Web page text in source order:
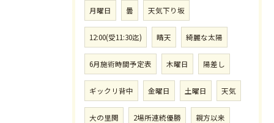
月曜日 曇 天気下り坂
12:00(受11:30迄) 晴天 綺麗な太陽
6月施術時間予定表 木曜日 陽差し
ギックリ背中 金曜日 土曜日 天気
大の里関 2場所連続優勝 親方以来